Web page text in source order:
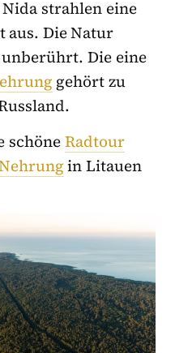
strahlen eine
aus. Die Natur
Die eine
gehört zu
schöneRadtour
in Litauen